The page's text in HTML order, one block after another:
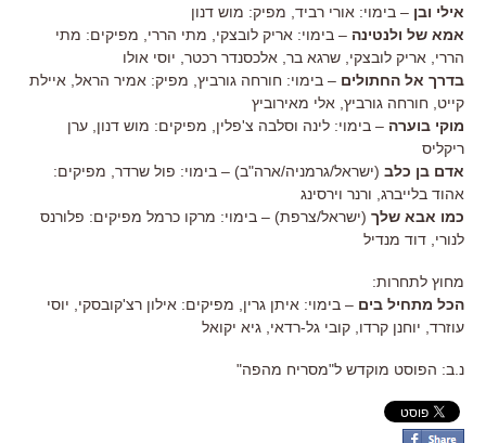
אילי ובן – בימוי: אורי רביד, מפיק: מוש דנון
אמא של ולנטינה – בימוי: אריק לובצקי, מתי הררי, מפיקים: מתי
הררי, אריק לובצקי, שרגא בר, אלכסנדר רכטר, יוסי אולו
בדרך אל החתולים – בימוי: חורחה גורביץ, מפיק: אמיר הראל, איילת
קייט, חורחה גורביץ, אלי מאירוביץ
מוקי בוערה – בימוי: לינה וסלבה צ'פלין, מפיקים: מוש דנון, ערן
ריקליס
אדם בן כלב (ישראל/גרמניה/ארה"ב) – בימוי: פול שרדר, מפיקים:
אהוד בלייברג, ורנר וירסינג
כמו אבא שלך (ישראל/צרפת) – בימוי: מרקו כרמל מפיקים: פלורנס
לנורי, דוד מנדיל
מחוץ לתחרות:
הכל מתחיל בים – בימוי: איתן גרין, מפיקים: אילון רצ'קובסקי, יוסי
עוזרד, יוחנן קרדו, קובי גל-רדאי, גיא יקואל
נ.ב: הפוסט מוקדש ל"מסריח מהפה"